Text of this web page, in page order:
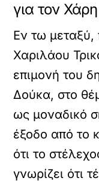
για τον
Εν τω μεταξύ,
Χαριλάου
επιμονή του
Δούκα, στο
ως μοναδικό
έξοδο από το
ότι το
γνωρίζει ότι